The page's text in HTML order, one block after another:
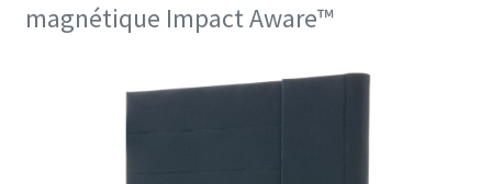
magnétique Impact Aware™